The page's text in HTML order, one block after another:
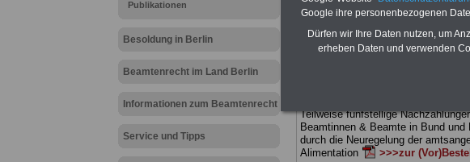
Publikationen
Besoldung in Berlin
Beamtenrecht im Land Berlin
Informationen zum Beamtenrecht
Service und Tipps
Ländern. Alle drei Ratgeber sind
gegliedert und erläutern auch
Sachverhalte verständlich (auch für
terinnen und Mitarbeiter des
Teilweise fünfstellige
Beamtinnen & Beamte in Bund und
durch die Neuregelung der
Alimentation
>>>zur
Google ihre personenbezogenen
Dürfen wir Ihre Daten nutzen, um
erheben Daten und verwenden